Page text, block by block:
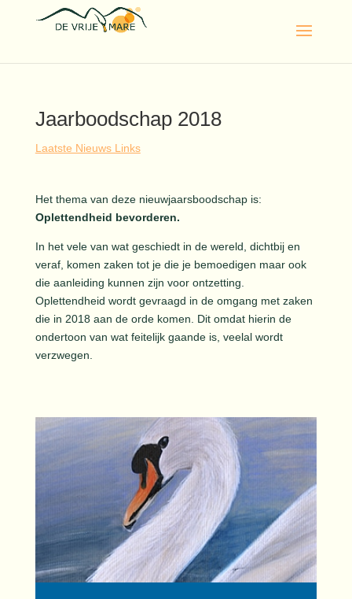
Jaarboodschap 2018
Laatste Nieuws Links
Het thema van deze nieuwjaarsboodschap is:
Oplettendheid bevorderen.
In het vele van wat geschiedt in de wereld, dichtbij en
veraf, komen zaken tot je die je bemoedigen maar ook
die aanleiding kunnen zijn voor ontzetting.
Oplettendheid wordt gevraagd in de omgang met zaken
die in 2018 aan de orde komen. Dit omdat hierin de
ondertoon van wat feitelijk gaande is, veelal wordt
verzwegen.